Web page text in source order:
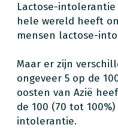
Lactose-intolerantie
hele wereld heeft
mensen lactose-
Maar er zijn
ongeveer 5 op de
oosten van Azië
de 100 (70 tot
intolerantie.